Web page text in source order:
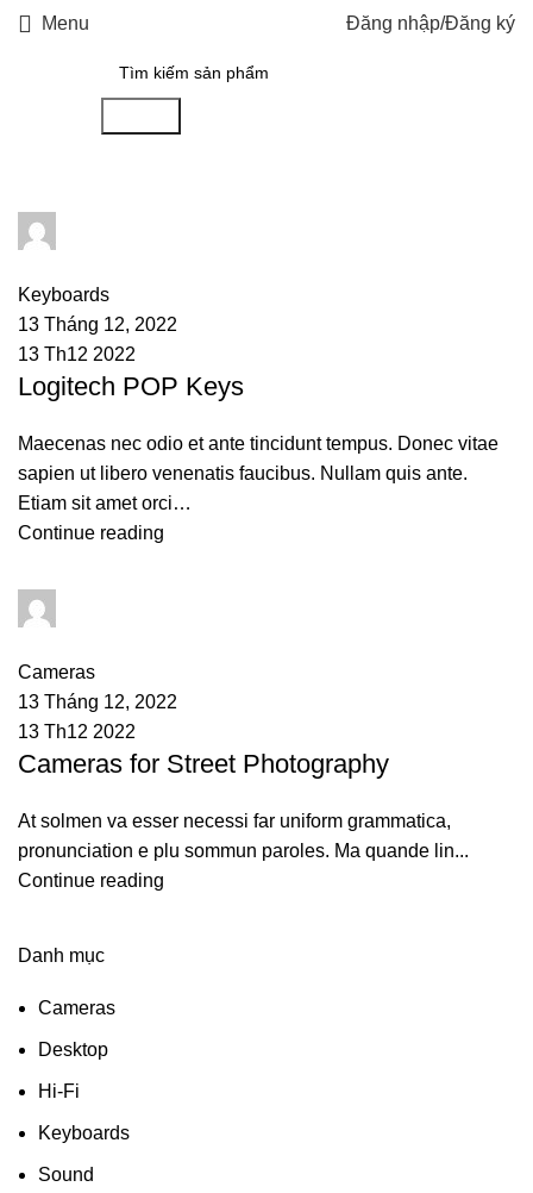
Menu Đăng nhập/Đăng ký
Keyboards
13 Tháng 12, 2022
13 Th12 2022
Logitech POP Keys
Maecenas nec odio et ante tincidunt tempus. Donec vitae
sapien ut libero venenatis faucibus. Nullam quis ante.
Etiam sit amet orci…
Continue reading
Cameras
13 Tháng 12, 2022
13 Th12 2022
Cameras for Street Photography
At solmen va esser necessi far uniform grammatica,
pronunciation e plu sommun paroles. Ma quande lin...
Continue reading
Danh mục
Cameras
Desktop
Hi-Fi
Keyboards
Sound